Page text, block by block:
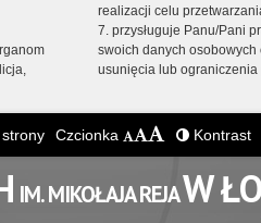
realizacji celu
7. przysługuje Panu/Pani
swoich danych
usunięcia lub
Czcionka Kontrast
IM. MIKOŁAJA REJAW